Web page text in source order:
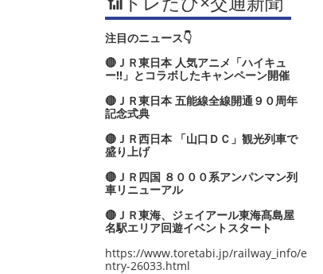
注目のニュース👇
🔴ＪＲ東日本 人気アニメ「ハイキュ
ー‼」とコラボしたキャンペーン開催
🔴ＪＲ東日本 五能線全線開通９０周年
記念式典
🔴ＪＲ西日本 「山口ＤＣ」観光列車で
盛り上げ
🔴ＪＲ四国 ８０００系アンパンマン列
車リニューアル
🔴ＪＲ東海、ジェイアール東海髙島屋
名駅エリア回遊イベントスタート
https://www.toretabi.jp/railway_info/e
ntry-26033.html